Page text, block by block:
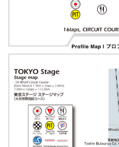
Instagram
Twitter
Facebook